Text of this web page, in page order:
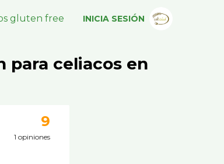
gluten free INICIA SESIÓN
para celiacos en
9
1 opiniones